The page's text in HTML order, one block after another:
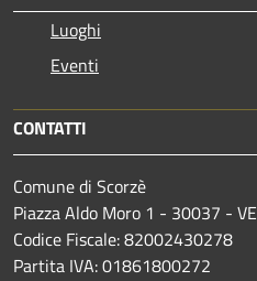
Luoghi
Eventi
CONTATTI
Comune di Scorzè
Piazza Aldo Moro 1 - 30037 - VE
Codice Fiscale: 82002430278
Partita IVA: 01861800272